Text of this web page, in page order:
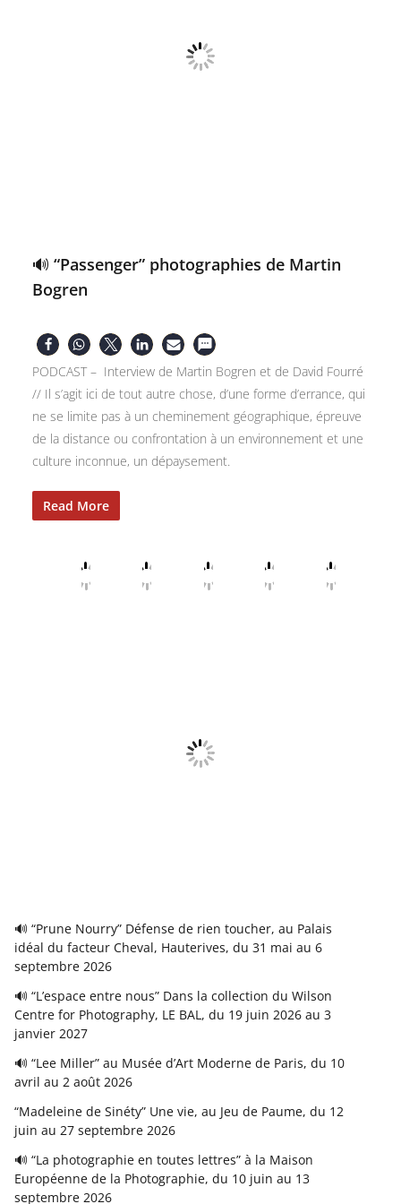
🔊 “Passenger” photographies de Martin
Bogren
PODCAST – Interview de Martin Bogren et de David Fourré
// Il s’agit ici de tout autre chose, d’une forme d’errance, qui
ne se limite pas à un cheminement géographique, épreuve
de la distance ou confrontation à un environnement et une
culture inconnue, un dépaysement.
Read More
🔊 “Prune Nourry” Défense de rien toucher, au Palais
idéal du facteur Cheval, Hauterives, du 31 mai au 6
septembre 2026
🔊 “L’espace entre nous” Dans la collection du Wilson
Centre for Photography, LE BAL, du 19 juin 2026 au 3
janvier 2027
🔊 “Lee Miller” au Musée d’Art Moderne de Paris, du 10
avril au 2 août 2026
“Madeleine de Sinéty” Une vie, au Jeu de Paume, du 12
juin au 27 septembre 2026
🔊 “La photographie en toutes lettres” à la Maison
Européenne de la Photographie, du 10 juin au 13
septembre 2026